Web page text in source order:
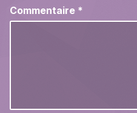
Commentaire *